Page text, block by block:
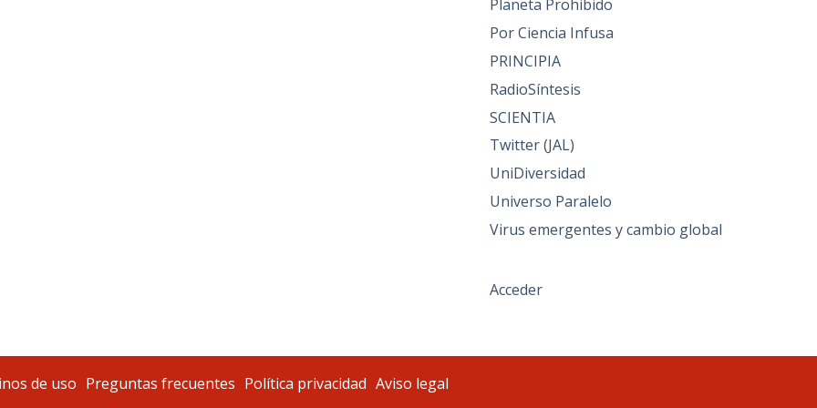
Planeta Prohibido
Por Ciencia Infusa
PRINCIPIA
RadioSíntesis
SCIENTIA
Twitter (JAL)
UniDiversidad
Universo Paralelo
Virus emergentes y cambio global
Acceder
de uso Preguntas frecuentes Política privacidad Aviso legal